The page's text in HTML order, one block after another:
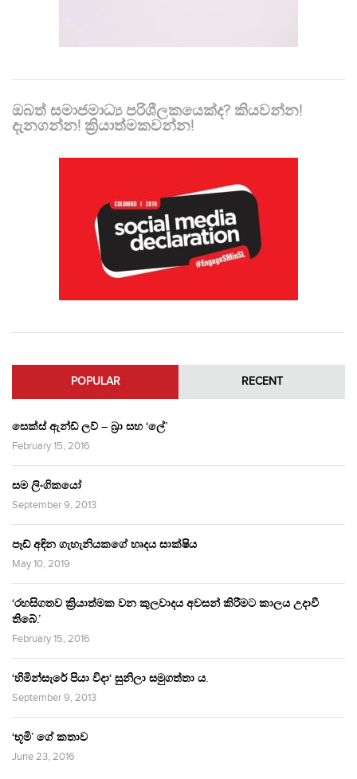
ඔබත් සමාජමාධ්‍ය පරිශීලකයෙක්ද? කියවන්න!
දැනගන්න! ක්‍රියාත්මකවන්න!
POPULAR RECENT
සෙක්ස් ඇන්ඩ් ලව් – බ්‍රා සහ ‘ලේ’
February 15, 2016
සම ලිංගිකයෝ
September 9, 2013
පෑඩ් අඳින ගැහැනියකගේ හෘදය සාක්ෂිය
May 10, 2019
‘රහසිගතව ක්‍රියාත්මක වන කුලවාදය අවසන් කිරීමට කාලය උදාවී
තිබේ.’
February 15, 2016
‘හිමින්සැරේ පියා විදා‘ සුනිලා සමුගත්තා ය.
September 9, 2013
‘භූමි’ ගේ කතාව
June 23, 2016